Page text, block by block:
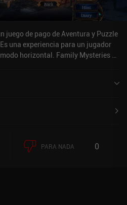
juego de pago de Aventura y Puzzle
una experiencia para un jugador
horizontal. Family Mysteries 3
PARA NADA 0